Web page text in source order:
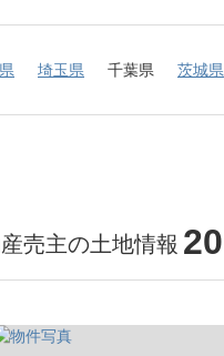
埼玉県 千葉県 茨城県
売主の土地情報 20